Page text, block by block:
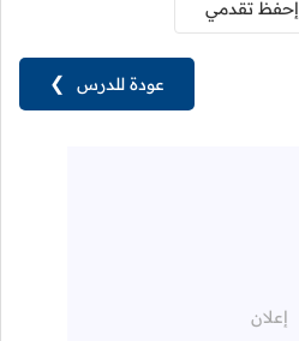
عودة للدرس ❯
إحفظ تقدمي